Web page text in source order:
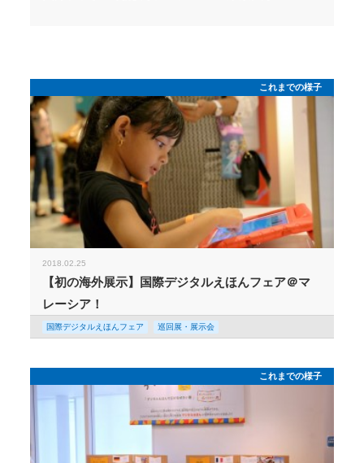
これまでの様子
2018.02.25
【初の海外展示】国際デジタルえほんフェア＠マ
レーシア！
国際デジタルえほんフェア 巡回展・展示会
これまでの様子